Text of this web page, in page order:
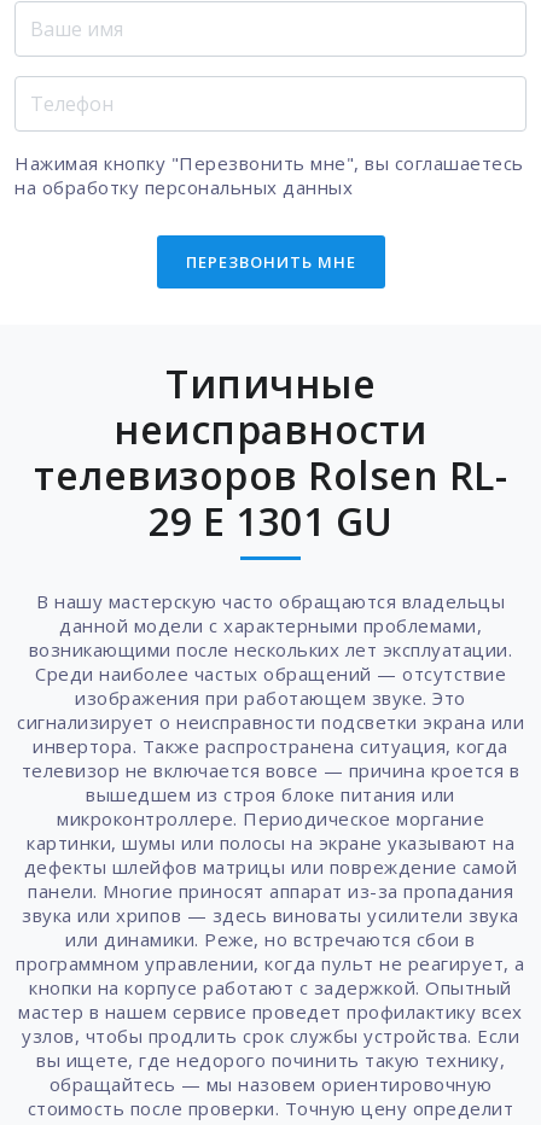
Нажимая кнопку "Перезвонить мне", вы соглашаетесь
на обработку персональных данных
ПЕРЕЗВОНИТЬ МНЕ
Типичные
неисправности
телевизоров Rolsen RL-
29 E 1301 GU
В нашу мастерскую часто обращаются владельцы
данной модели с характерными проблемами,
возникающими после нескольких лет эксплуатации.
Среди наиболее частых обращений — отсутствие
изображения при работающем звуке. Это
сигнализирует о неисправности подсветки экрана или
инвертора. Также распространена ситуация, когда
телевизор не включается вовсе — причина кроется в
вышедшем из строя блоке питания или
микроконтроллере. Периодическое моргание
картинки, шумы или полосы на экране указывают на
дефекты шлейфов матрицы или повреждение самой
панели. Многие приносят аппарат из-за пропадания
звука или хрипов — здесь виноваты усилители звука
или динамики. Реже, но встречаются сбои в
программном управлении, когда пульт не реагирует, а
кнопки на корпусе работают с задержкой. Опытный
мастер в нашем сервисе проведет профилактику всех
узлов, чтобы продлить срок службы устройства. Если
вы ищете, где недорого починить такую технику,
обращайтесь — мы назовем ориентировочную
стоимость после проверки. Точную цену определит